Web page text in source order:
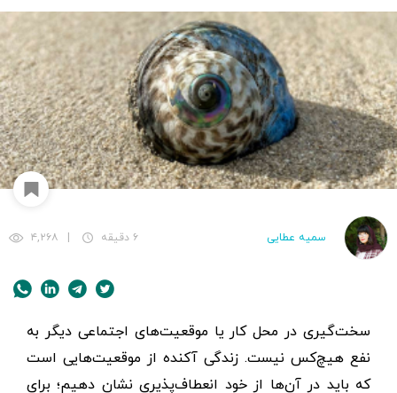
سمیه عطایی ۶ دقیقه ۴,۲۶۸
سخت‌گیری در محل کار یا موقعیت‌های اجتماعی دیگر به
نفع هیچ‌کس نیست. زندگی آکنده از موقعیت‌هایی است
که باید در آن‌ها از خود انعطاف‌پذیری نشان دهیم؛ برای